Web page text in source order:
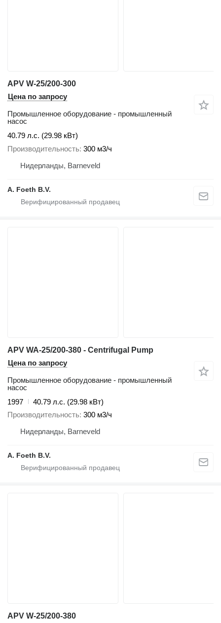
APV W-25/200-300
Цена по запросу
Промышленное оборудование - промышленный
насос
40.79 л.с. (29.98 кВт)
Производительность 300 м3/ч
Нидерланды, Barneveld
A. Foeth B.V.
APV WA-25/200-380 - Centrifugal Pump
Цена по запросу
Промышленное оборудование - промышленный
насос
1997
40.79 л.с. (29.98 кВт)
Производительность 300 м3/ч
Нидерланды, Barneveld
A. Foeth B.V.
APV W-25/200-380